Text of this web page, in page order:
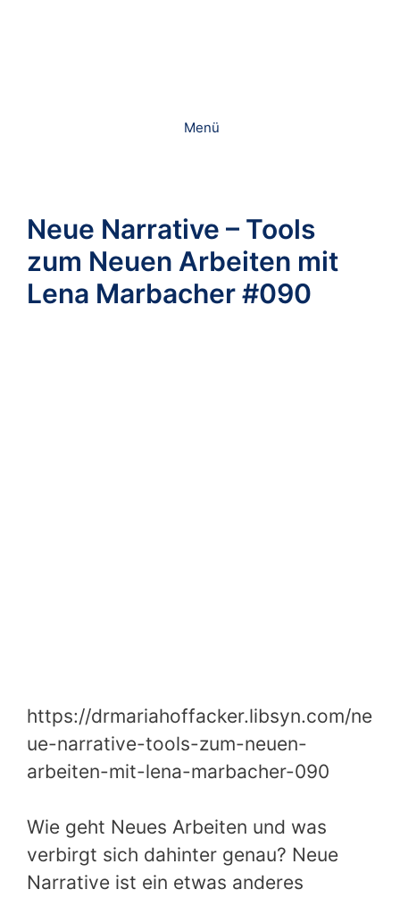
Menü
Neue Narrative – Tools
zum Neuen Arbeiten mit
Lena Marbacher #090
https://drmariahoffacker.libsyn.com/ne
ue-narrative-tools-zum-neuen-
arbeiten-mit-lena-marbacher-090
Wie geht Neues Arbeiten und was
verbirgt sich dahinter genau? Neue
Narrative ist ein etwas anderes